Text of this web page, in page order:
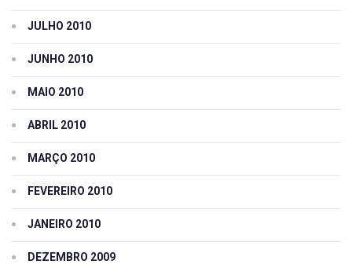
JULHO 2010
JUNHO 2010
MAIO 2010
ABRIL 2010
MARÇO 2010
FEVEREIRO 2010
JANEIRO 2010
DEZEMBRO 2009